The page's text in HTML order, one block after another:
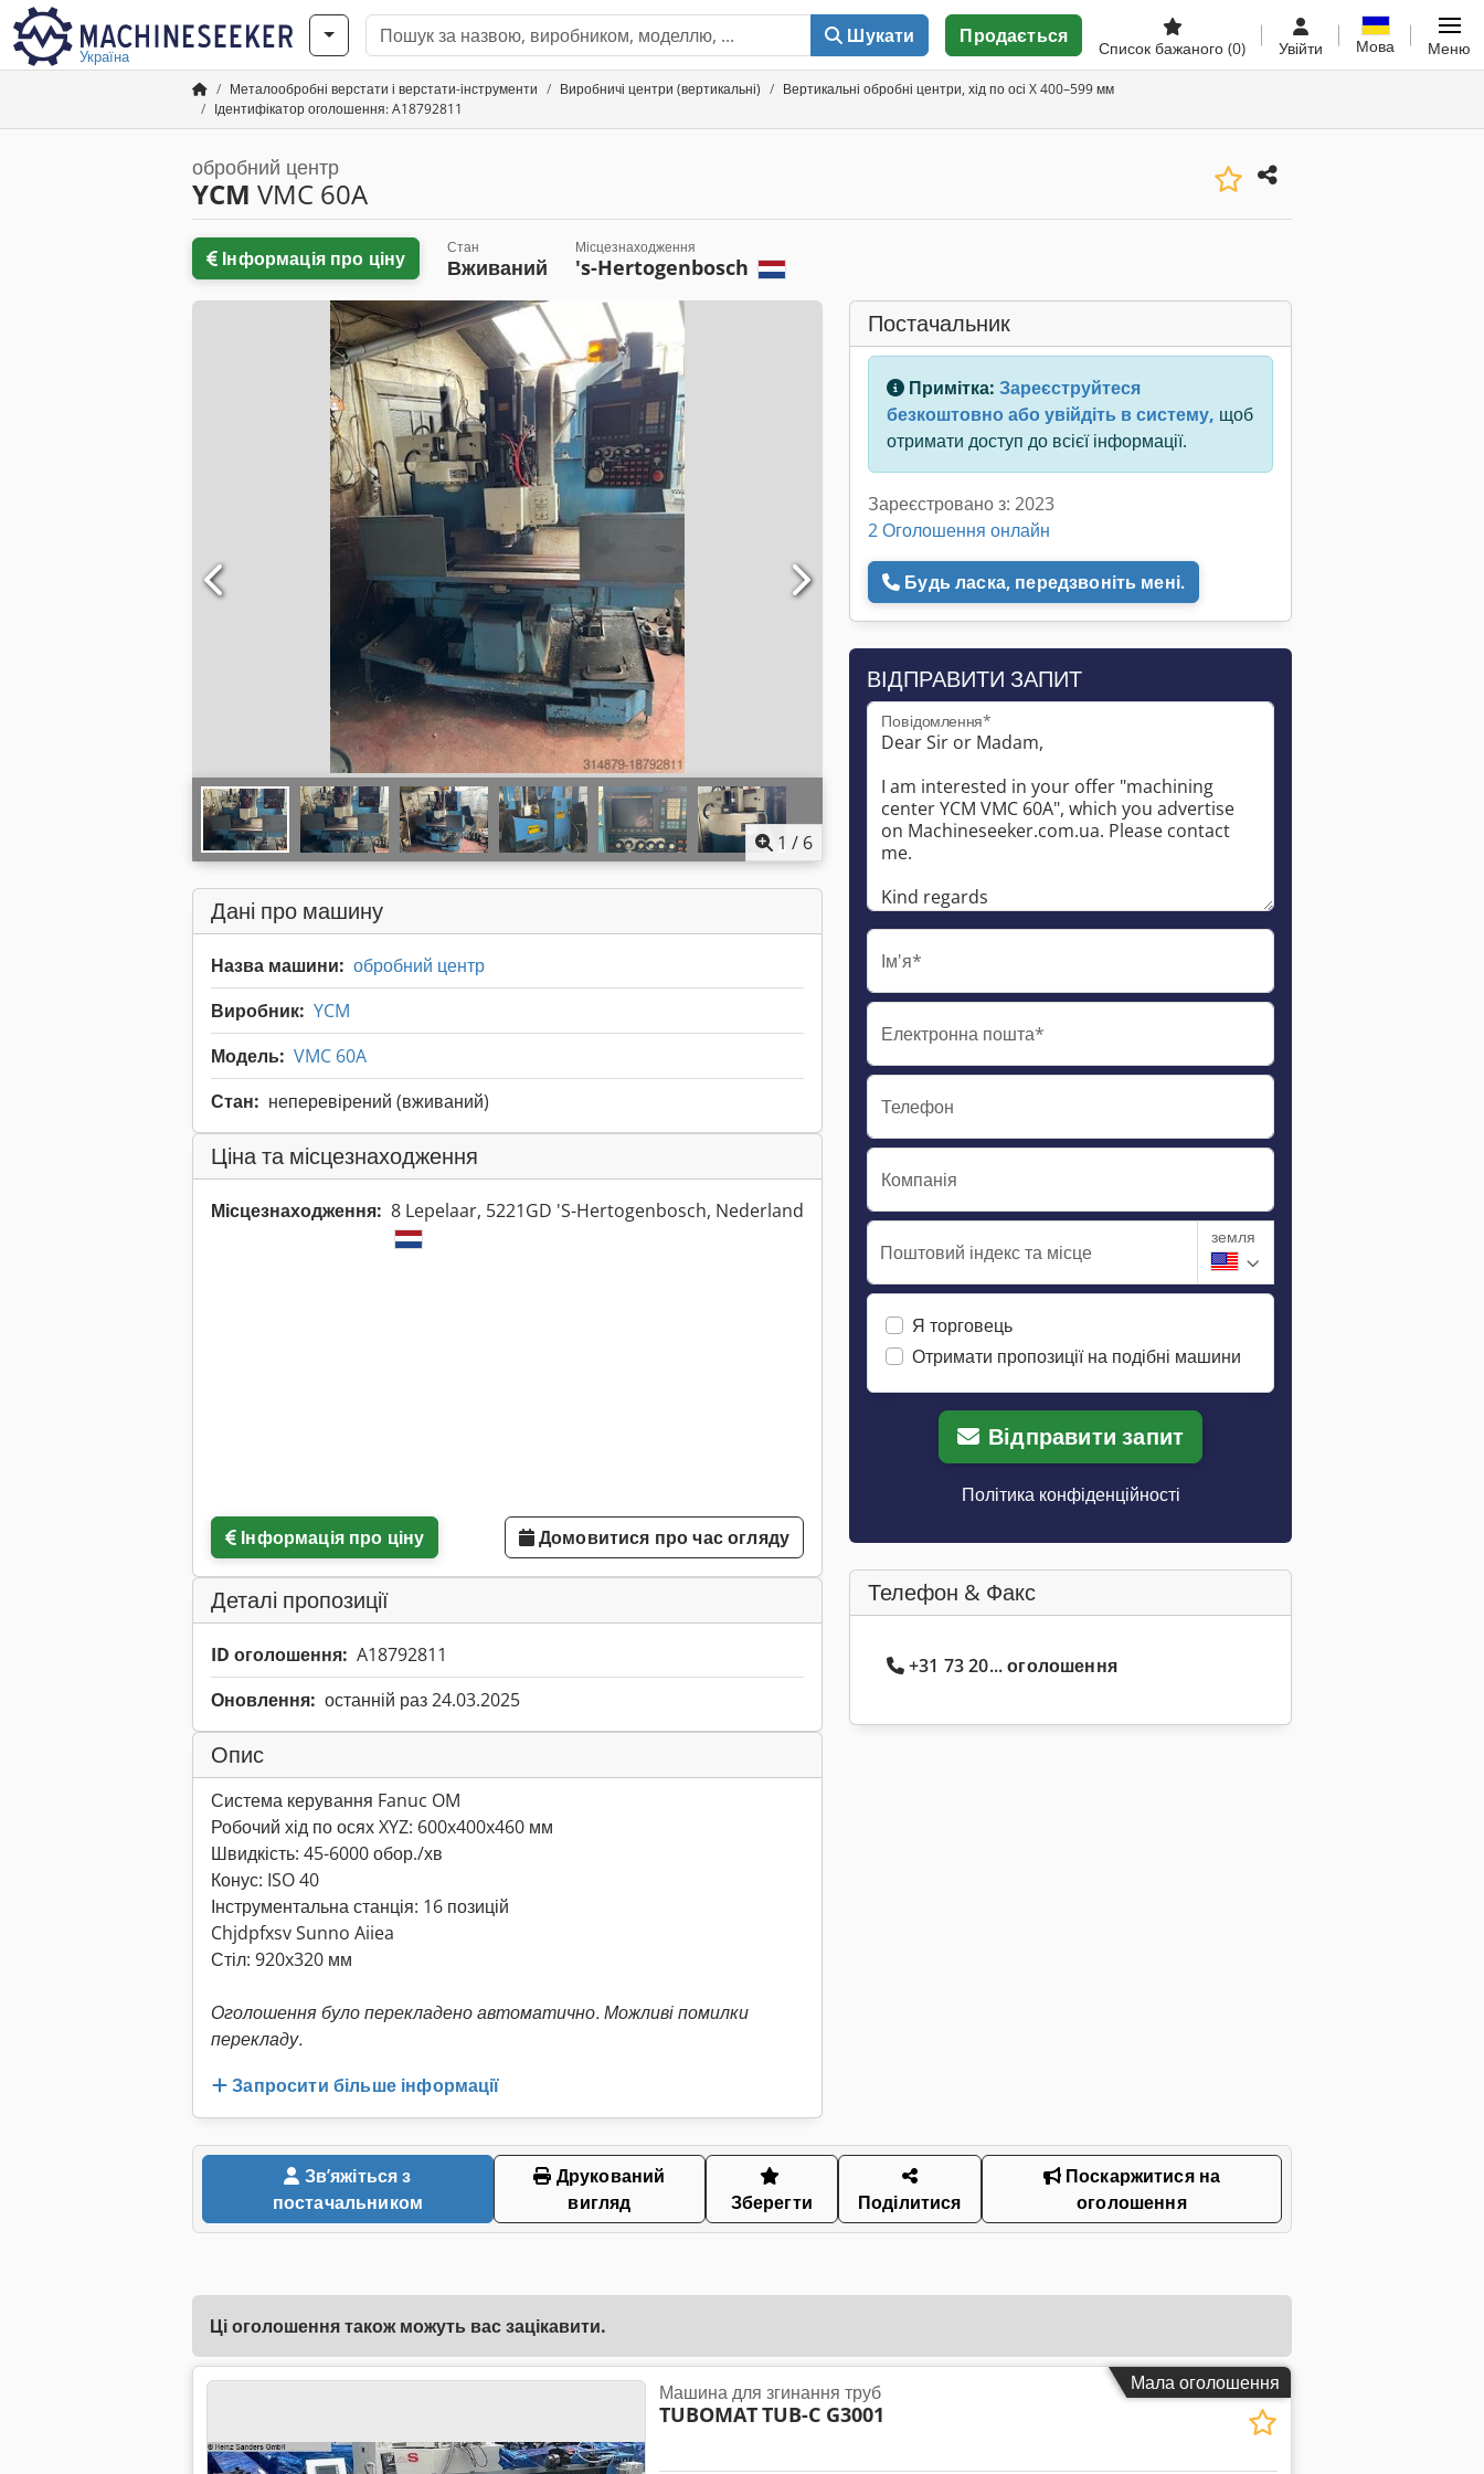
Україна
Шукати Продається
Список бажаного (0) Увійти Мова Меню
Металообробні верстати і верстати-інструменти Виробничі центри (вертикальні)
Вертикальні обробні центри, хід по осі X 400–599 мм
Ідентифікатор оголошення: A18792811
обробний центр
YCM VMC 60A
Інформація про ціну Стан
Вживаний
Місцезнаходження
's-Hertogenbosch
1 / 6
Дані про машину
Назва машини: обробний центр
Виробник: YCM
Модель: VMC 60A
Стан: неперевірений (вживаний)
Ціна та місцезнаходження
Місцезнаходження: 8 Lepelaar, 5221GD 'S-Hertogenbosch, Nederland
Інформація про ціну Домовитися про час огляду
Деталі пропозиції
ID оголошення: A18792811
Оновлення: останній раз 24.03.2025
Опис
Система керування Fanuc OM
Робочий хід по осях XYZ: 600x400x460 мм
Швидкість: 45-6000 обор./хв
Конус: ISO 40
Інструментальна станція: 16 позицій
Chjdpfxsv Sunno Aiiea
Стіл: 920x320 мм
Оголошення було перекладено автоматично. Можливі помилки
перекладу.
Запросити більше інформації
Постачальник
Примітка: Зареєструйтеся
безкоштовно або увійдіть в систему, щоб
отримати доступ до всієї інформації.
Зареєстровано з: 2023
2 Оголошення онлайн
Будь ласка, передзвоніть мені.
ВІДПРАВИТИ ЗАПИТ
Повідомлення*
Ім'я*
Електронна пошта*
Телефон
Компанія
Поштовий індекс та місце
земля
Я торговець
Отримати пропозиції на подібні машини
Відправити запит
Політика конфіденційності
Телефон & Факс
+31 73 20... оголошення
постачальником
Друкований
вигляд
Зберегти Поділитися
Поскаржитися на
оголошення
Ці оголошення також можуть вас зацікавити.
Мала оголошення
Машина для згинання труб
TUBOMATTUB-C G3001